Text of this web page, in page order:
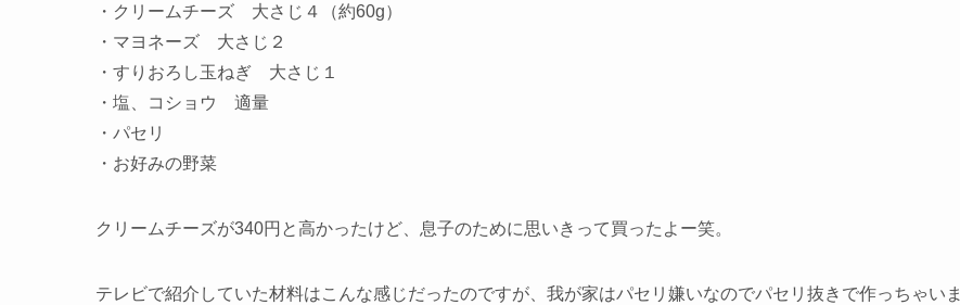
・クリームチーズ 大さじ４（約60g）
・マヨネーズ 大さじ２
・すりおろし玉ねぎ 大さじ１
・塩、コショウ 適量
・パセリ
・お好みの野菜
クリームチーズが340円と高かったけど、息子のために思いきって買ったよー笑。
テレビで紹介していた材料はこんな感じだったのですが、我が家はパセリ嫌いなのでパセリ抜きで作っちゃいま